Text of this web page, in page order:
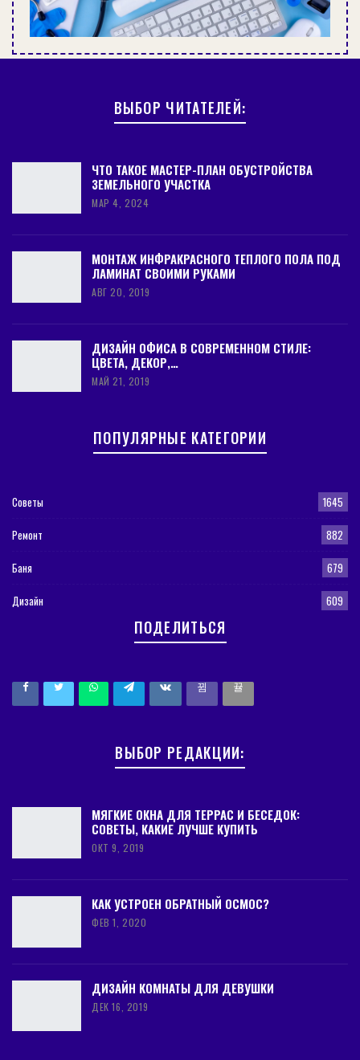
ВЫБОР ЧИТАТЕЛЕЙ:
ЧТО ТАКОЕ МАСТЕР-ПЛАН ОБУСТРОЙСТВА
ЗЕМЕЛЬНОГО УЧАСТКА
МАР 4, 2024
МОНТАЖ ИНФРАКРАСНОГО ТЕПЛОГО ПОЛА ПОД
ЛАМИНАТ СВОИМИ РУКАМИ
АВГ 20, 2019
ДИЗАЙН ОФИСА В СОВРЕМЕННОМ СТИЛЕ:
ЦВЕТА, ДЕКОР,…
МАЙ 21, 2019
ПОПУЛЯРНЫЕ КАТЕГОРИИ
Советы 1645
Ремонт 882
Баня 679
Дизайн 609
ПОДЕЛИТЬСЯ
ВЫБОР РЕДАКЦИИ:
МЯГКИЕ ОКНА ДЛЯ ТЕРРАС И БЕСЕДОК:
СОВЕТЫ, КАКИЕ ЛУЧШЕ КУПИТЬ
ОКТ 9, 2019
КАК УСТРОЕН ОБРАТНЫЙ ОСМОС?
ФЕВ 1, 2020
ДИЗАЙН КОМНАТЫ ДЛЯ ДЕВУШКИ
ДЕК 16, 2019